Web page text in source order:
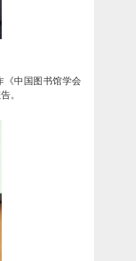
《中国图书馆学会
。